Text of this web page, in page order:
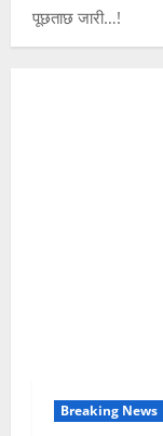
पूछताछ जारी…!
Breaking News